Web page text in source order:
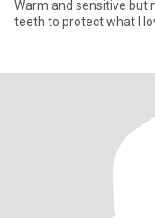
Warm and sensitive but mature and wild enough to show my
teeth to protect what I